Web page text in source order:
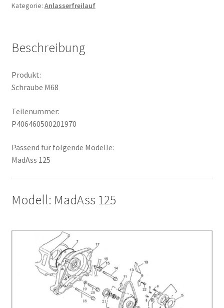
Kategorie: Anlasserfreilauf
Beschreibung
Produkt:
Schraube M68
Teilenummer:
P406460500201970
Passend für folgende Modelle:
MadAss 125
Modell: MadAss 125